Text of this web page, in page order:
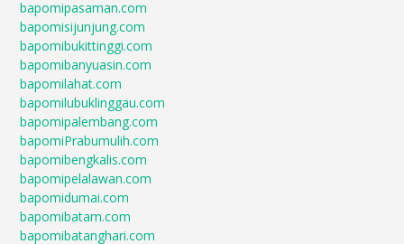
bapomipasaman.com
bapomisijunjung.com
bapomibukittinggi.com
bapomibanyuasin.com
bapomilahat.com
bapomilubuklinggau.com
bapomipalembang.com
bapomiPrabumulih.com
bapomibengkalis.com
bapomipelalawan.com
bapomidumai.com
bapomibatam.com
bapomibatanghari.com